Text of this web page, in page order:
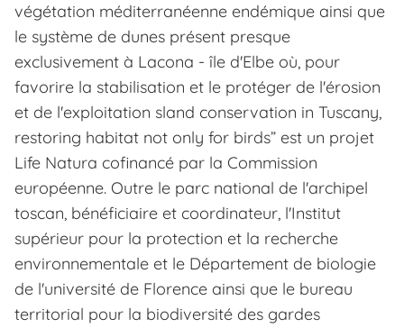
végétation méditerranéenne endémique ainsi que
le système de dunes présent presque
exclusivement à Lacona - île d'Elbe où, pour
favorire la stabilisation et le protéger de l'érosion
et de l'exploitation sland conservation in Tuscany,
restoring habitat not only for birds” est un projet
Life Natura cofinancé par la Commission
européenne. Outre le parc national de l'archipel
toscan, bénéficiaire et coordinateur, l'Institut
supérieur pour la protection et la recherche
environnementale et le Département de biologie
de l'université de Florence ainsi que le bureau
territorial pour la biodiversité des gardes